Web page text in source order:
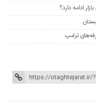
ادامه دارد؟
ترامپ